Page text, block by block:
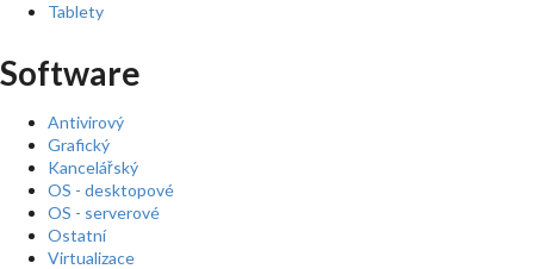
Tablety
Software
Antivirový
Grafický
Kancelářský
OS - desktopové
OS - serverové
Ostatní
Virtualizace